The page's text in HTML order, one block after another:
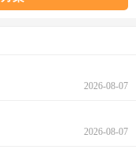
2026-08-07
2026-08-07